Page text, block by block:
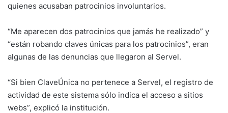
quienes acusaban patrocinios involuntarios.
“Me aparecen dos patrocinios que jamás he realizado” y
“están robando claves únicas para los patrocinios”, eran
algunas de las denuncias que llegaron al Servel.
“Si bien ClaveÚnica no pertenece a Servel, el registro de
actividad de este sistema sólo indica el acceso a sitios
webs”, explicó la institución.